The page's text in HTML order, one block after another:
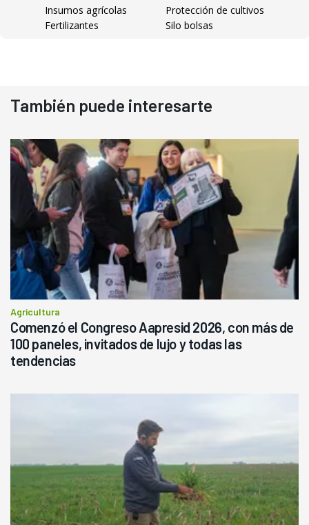
Insumos agrícolas
Protección de cultivos
Fertilizantes
Silo bolsas
También puede interesarte
Agricultura
Comenzó el Congreso Aapresid 2026, con más de
100 paneles, invitados de lujo y todas las
tendencias